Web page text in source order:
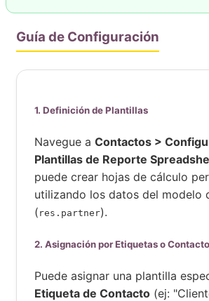
Guía de Configuración
1. Definición de Plantillas
Navegue a Contactos >
Plantillas de Reporte
puede crear hojas de cálculo
utilizando los datos del modelo
( res.partner).
2. Asignación por Etiquetas o Contacto
Puede asignar una plantilla
Etiqueta de Contacto (ej: